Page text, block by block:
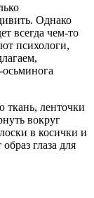
Однако
всегда чем-то
психологи,
осьминога
ленточки
вокруг
в косички и
глаза для